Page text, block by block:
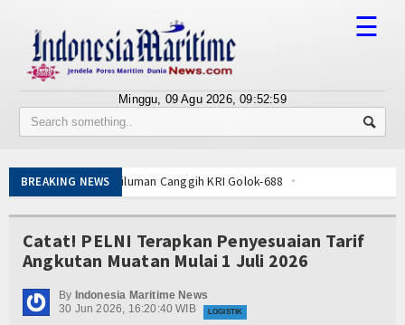
Tentang Kami
Berita
BUMN
Editorial
☰
Minggu, 09 Agu 2026,09:52:59
BREAKING NEWS
Siluman Canggih KRI Golok-688
Pimpin Pemotongan Baja Pertama
KKP Terapkan Mekanisme Berlapis
Lancar dan Sukses
Menhan RI, Panglima TNI dan Kepala Staf Angkatan
Catat! PELNI Terapkan Penyesuaian Tarif
Angkutan Muatan Mulai 1 Juli 2026
By Indonesia Maritime News
30 Jun 2026, 16:20:40 WIB
LOGISTIK